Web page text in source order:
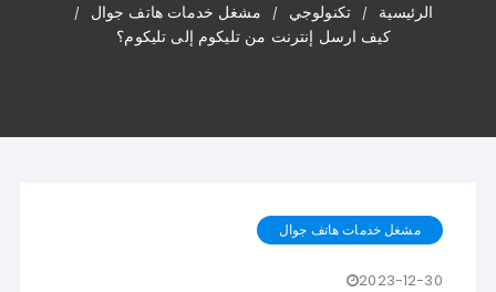
الرئيسية تكنولوجي
مشغل خدمات هاتف جوال
كيف ارسل إنترنت من تليكوم إلى تليكوم؟
مشغل خدمات هاتف جوال
2023-12-30